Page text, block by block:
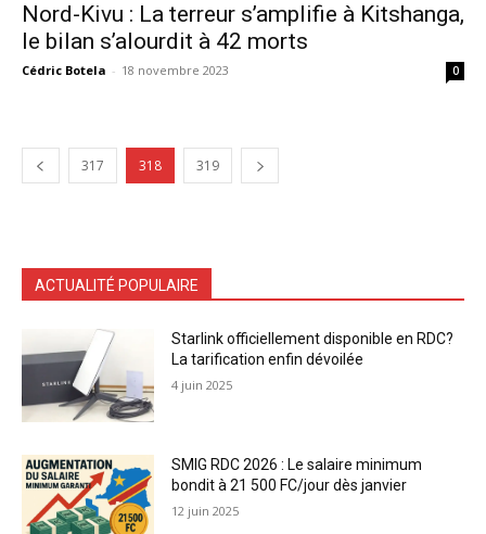
Nord-Kivu : La terreur s’amplifie à Kitshanga,
le bilan s’alourdit à 42 morts
Cédric Botela - 18 novembre 2023 0
317 318 319
ACTUALITÉ POPULAIRE
Starlink officiellement disponible en RDC?
La tarification enfin dévoilée
4 juin 2025
SMIG RDC 2026 : Le salaire minimum
bondit à 21 500 FC/jour dès janvier
12 juin 2025